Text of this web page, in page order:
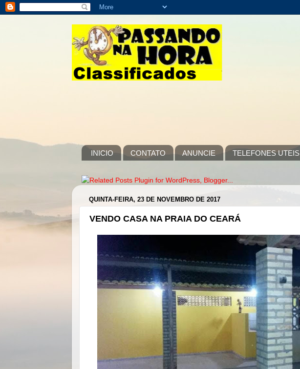
INICIO CONTATO ANUNCIE TELEFONES UTEIS
QUINTA-FEIRA, 23 DE NOVEMBRO DE 2017
VENDO CASA NA PRAIA DO CEARÁ